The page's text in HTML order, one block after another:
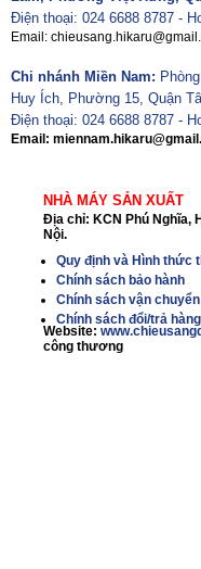
Điện thoại: 024 6688 8787 -
Email:
Chi nhánh Miền Nam:
Huy Ích, Phường 15, Quận
Điện thoại: 024 6688 8787 -
Email:
NHÀ MÁY SẢN XUẤT
Địa chỉ: KCN Phú Nghĩa,
Nội.
Quy định và Hình thức
Chính sách bảo hành
Chính sách vận chuyển
Chính sách đổi/trả hàng
Website:
công thương